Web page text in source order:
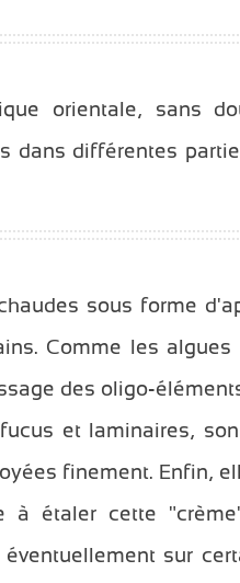
orientale, sans
dans différentes
sous forme
Comme les
des oligo-
et laminaires,
finement. Enfin,
à étaler cette
sur